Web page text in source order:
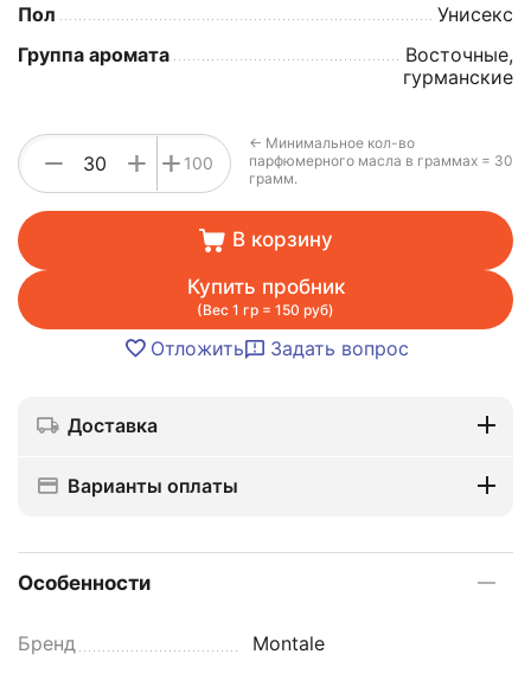
Пол
Унисекс
Группа аромата
Восточные,
гурманские
+ 100
+
−
← Минимальное кол-во
парфюмерного масла в граммах = 30
грамм.
В корзину
Купить пробник
(Вес 1 гр = 150 руб)
Отложить Задать вопрос
Доставка
Варианты оплаты
Особенности
Бренд Montale